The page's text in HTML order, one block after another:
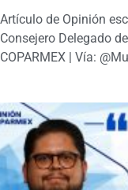
Artículo de Opinión
Consejero Delegado
COPARMEX | Vía: